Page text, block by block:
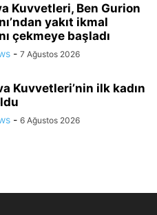
Kuvvetleri, Ben Gurion
yakıt ikmal
çekmeye başladı
- 7 Ağustos 2026
Kuvvetleri’nin ilk kadın
- 6 Ağustos 2026